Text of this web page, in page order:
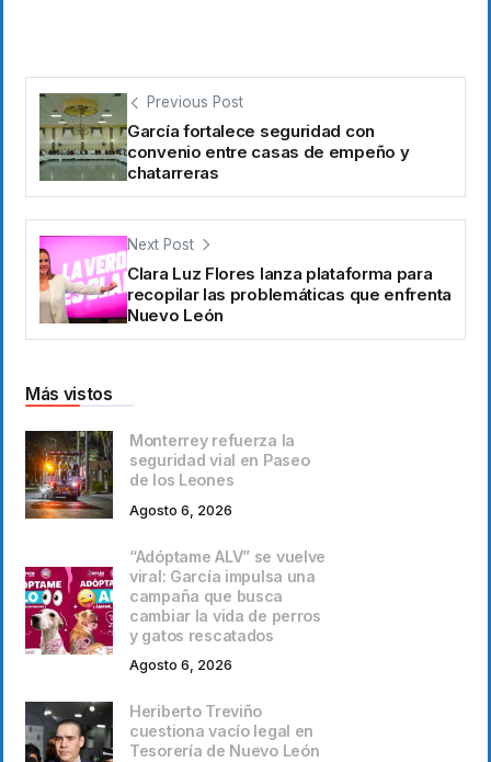
Previous Post
García fortalece seguridad con
convenio entre casas de empeño y
chatarreras
Next Post
Clara Luz Flores lanza plataforma para
recopilar las problemáticas que enfrenta
Nuevo León
Más vistos
Monterrey refuerza la
seguridad vial en Paseo
de los Leones
Agosto 6, 2026
“Adóptame ALV” se vuelve
viral: García impulsa una
campaña que busca
cambiar la vida de perros
y gatos rescatados
Agosto 6, 2026
Heriberto Treviño
cuestiona vacío legal en
Tesorería de Nuevo León